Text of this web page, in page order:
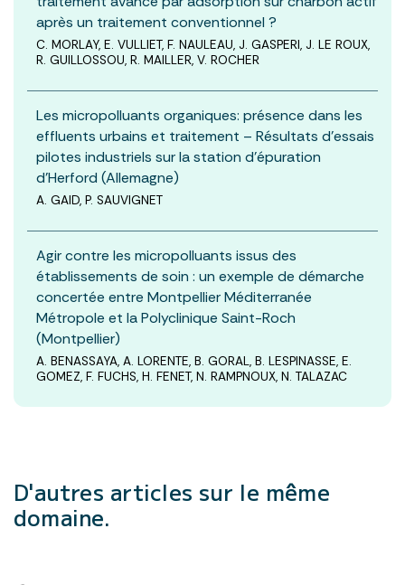
après un traitement conventionnel ?
C. MORLAY, E. VULLIET, F. NAULEAU, J. GASPERI, J. LE ROUX,
R. GUILLOSSOU, R. MAILLER, V. ROCHER
Les micropolluants organiques: présence dans les
effluents urbains et traitement – Résultats d’essais
pilotes industriels sur la station d’épuration
d’Herford (Allemagne)
A. GAID, P. SAUVIGNET
Agir contre les micropolluants issus des
établissements de soin : un exemple de démarche
concertée entre Montpellier Méditerranée
Métropole et la Polyclinique Saint-Roch
(Montpellier)
A. BENASSAYA, A. LORENTE, B. GORAL, B. LESPINASSE, E.
GOMEZ, F. FUCHS, H. FENET, N. RAMPNOUX, N. TALAZAC
D'autres articles sur le même
domaine.